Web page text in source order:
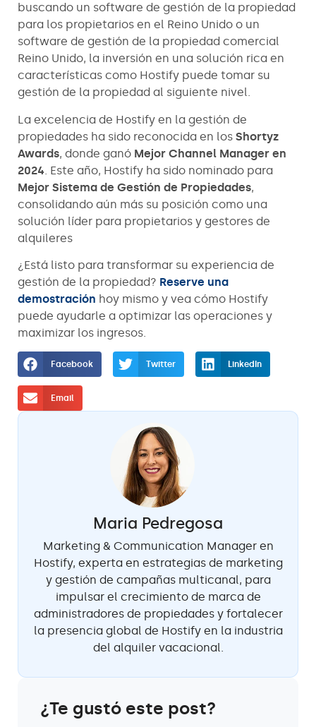
buscando un software de gestión de la propiedad
para los propietarios en el Reino Unido o un
software de gestión de la propiedad comercial
Reino Unido, la inversión en una solución rica en
características como Hostify puede tomar su
gestión de la propiedad al siguiente nivel.
La excelencia de Hostify en la gestión de
propiedades ha sido reconocida en los Shortyz
Awards, donde ganó Mejor Channel Manager en
2024 . Este año, Hostify ha sido nominado para
Mejor Sistema de Gestión de Propiedades,
consolidando aún más su posición como una
solución líder para propietarios y gestores de
alquileres
¿Está listo para transformar su experiencia de
gestión de la propiedad? Reserve una
demostración hoy mismo y vea cómo Hostify
puede ayudarle a optimizar las operaciones y
maximizar los ingresos.
Facebook Twitter LinkedIn
Email
Maria Pedregosa
Marketing & Communication Manager en
Hostify, experta en estrategias de marketing
y gestión de campañas multicanal, para
impulsar el crecimiento de marca de
administradores de propiedades y fortalecer
la presencia global de Hostify en la industria
del alquiler vacacional.
¿Te gustó este post?